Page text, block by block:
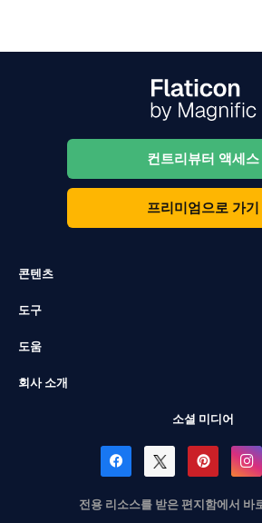
컨트리뷰터 액세스
프리미엄으로 가기
콘텐츠
도구
도움
회사 소개
소셜 미디어
전용 리소스를 받은 편지함에서 바